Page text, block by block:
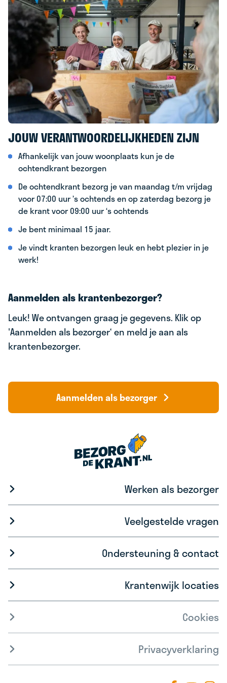
JOUW VERANTWOORDELIJKHEDEN ZIJN
Afhankelijk van jouw woonplaats kun je de
ochtendkrant bezorgen
De ochtendkrant bezorg je van maandag t/m vrijdag
voor 07:00 uur ’s ochtends en op zaterdag bezorg je
de krant voor 09:00 uur ‘s ochtends
Je bent minimaal 15 jaar.
Je vindt kranten bezorgen leuk en hebt plezier in je
werk!
Aanmelden als krantenbezorger?
Leuk! We ontvangen graag je gegevens. Klik op
'Aanmelden als bezorger‘ en meld je aan als
krantenbezorger.
Aanmelden als bezorger
Werken als bezorger
Veelgestelde vragen
Ondersteuning & contact
Krantenwijk locaties
Cookies
Privacyverklaring